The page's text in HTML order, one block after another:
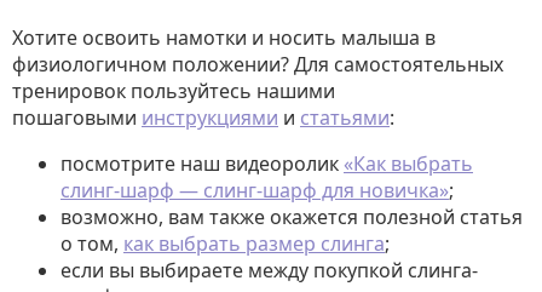
Хотите освоить намотки и носить малыша в
физиологичном положении? Для самостоятельных
тренировок пользуйтесь нашими
пошаговыми инструкциями и статьями:
посмотрите наш видеоролик «Как выбрать
слинг-шарф — слинг-шарф для новичка»;
возможно, вам также окажется полезной статья
о том, как выбрать размер слинга;
если вы выбираете между покупкой слинга-